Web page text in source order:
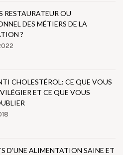
RESTAURATEUR OU
DES MÉTIERS DE LA
?
CHOLESTÉROL: CE QUE VOUS
ET CE QUE VOUS
D’UNE ALIMENTATION SAINE ET